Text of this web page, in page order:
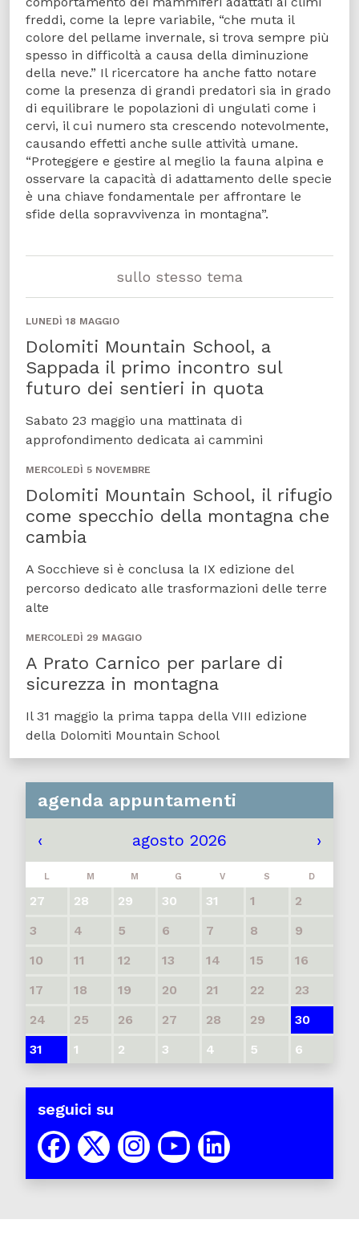
freddi, come la lepre variabile, “che muta il
colore del pellame invernale, si trova sempre più
spesso in difficoltà a causa della diminuzione
della neve.” Il ricercatore ha anche fatto notare
come la presenza di grandi predatori sia in grado
di equilibrare le popolazioni di ungulati come i
cervi, il cui numero sta crescendo notevolmente,
causando effetti anche sulle attività umane.
“Proteggere e gestire al meglio la fauna alpina e
osservare la capacità di adattamento delle specie
è una chiave fondamentale per affrontare le
sfide della sopravvivenza in montagna”.
sullo stesso tema
LUNEDÌ 18 MAGGIO
Dolomiti Mountain School, a
Sappada il primo incontro sul
futuro dei sentieri in quota
Sabato 23 maggio una mattinata di
approfondimento dedicata ai cammini
MERCOLEDÌ 5 NOVEMBRE
Dolomiti Mountain School, il rifugio
come specchio della montagna che
cambia
A Socchieve si è conclusa la IX edizione del
percorso dedicato alle trasformazioni delle terre
alte
MERCOLEDÌ 29 MAGGIO
A Prato Carnico per parlare di
sicurezza in montagna
Il 31 maggio la prima tappa della VIII edizione
della Dolomiti Mountain School
agenda appuntamenti
‹ agosto 2026 ›
L M M G V S D
27 28 29 30 31 1
2
3
4 5 6 7 8
9
10
11 12 13 14 15
16
17
18 19 20 21 22
23
24
25 26 27 28 29
30
31
1 2 3 4 5 6
seguici su